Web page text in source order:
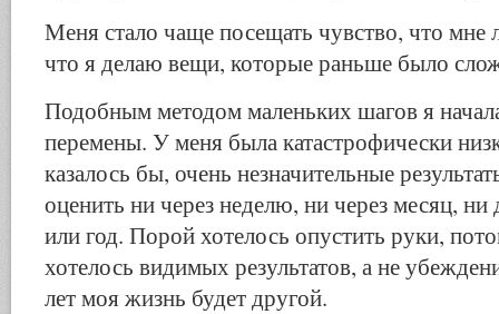
Меня стало чаще посещать чувство, что мне
что я делаю вещи, которые раньше было
Подобным методом маленьких шагов я
перемены. У меня была катастрофически
казалось бы, очень незначительные
оценить ни через неделю, ни через месяц, ни
или год. Порой хотелось опустить руки,
хотелось видимых результатов, а не
лет моя жизнь будет другой.